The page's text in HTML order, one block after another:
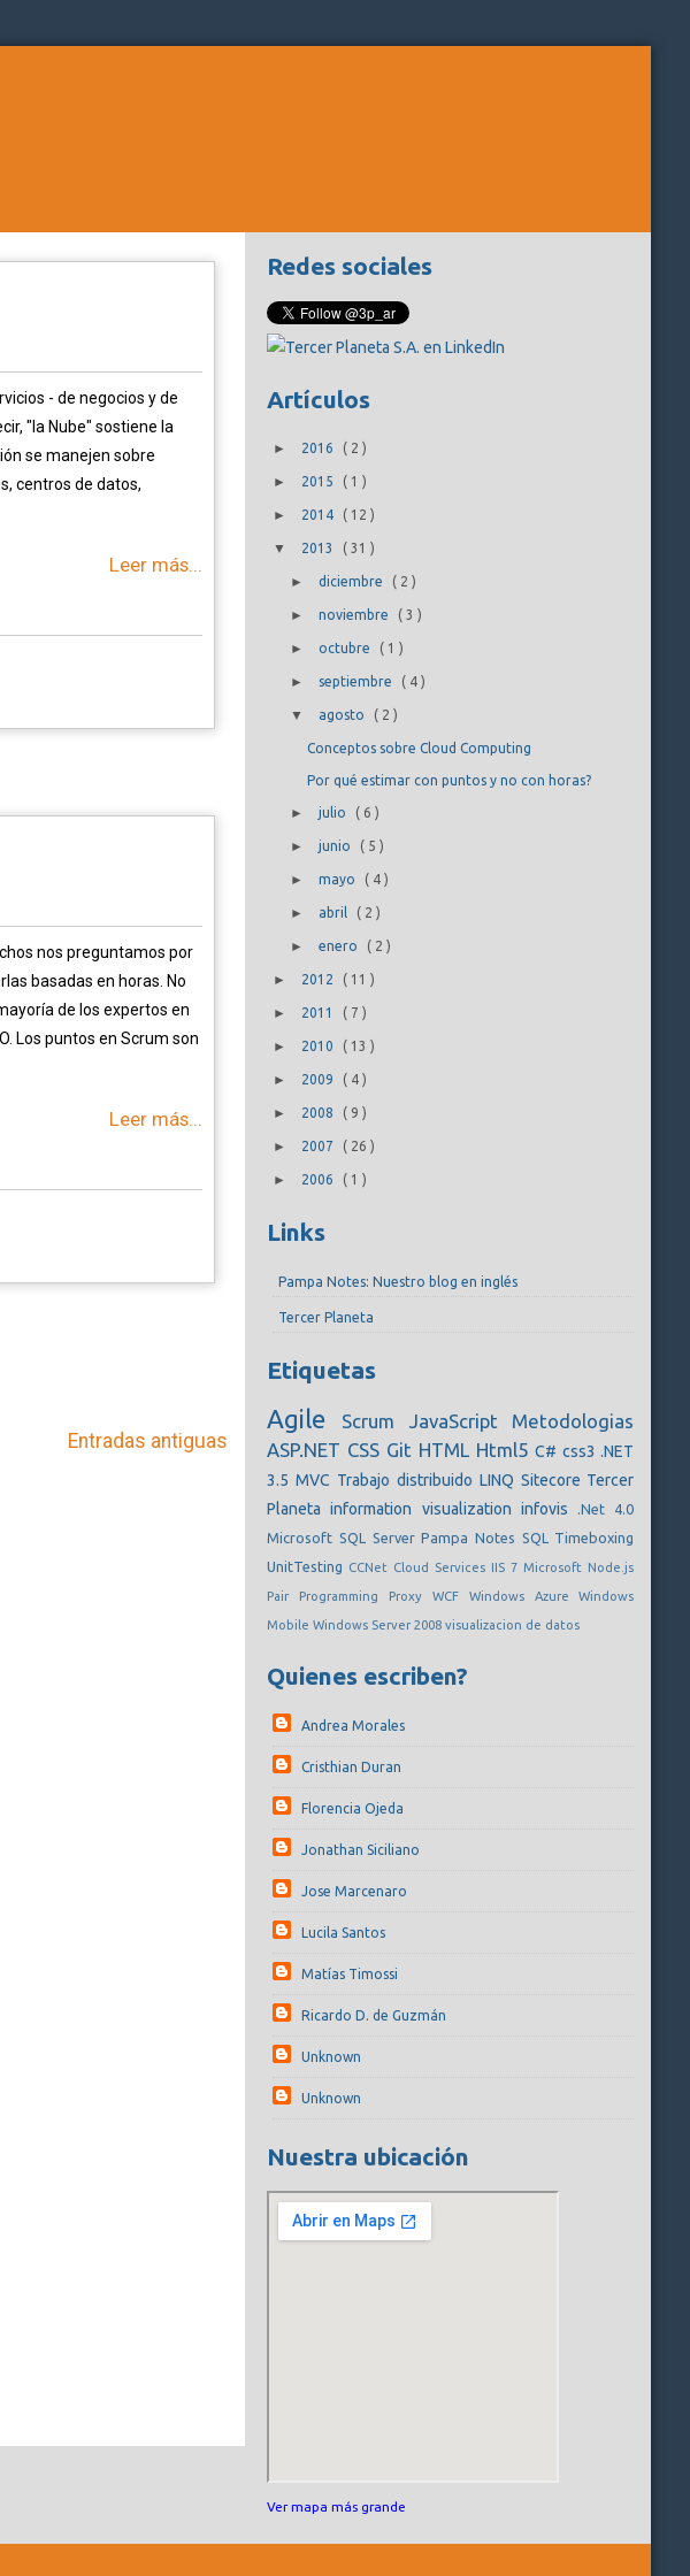
- de negocios y de
"la Nube" sostiene la
se manejen sobre
centros de datos,
Leer más...
nos preguntamos por
basadas en horas. No
de los expertos en
Los puntos en Scrum son
Leer más...
Entradas antiguas
Redes sociales
Artículos
► 2016 ( 2)
► 2015 ( 1)
► 2014 ( 12)
▼ 2013 (31)
► diciembre ( 2 )
► noviembre ( 3 )
► octubre ( 1 )
► septiembre ( 4 )
▼ agosto ( 2 )
Conceptos sobre Cloud Computing
Por qué estimar con puntos y no con horas?
► julio ( 6 )
► junio ( 5 )
► mayo ( 4 )
► abril ( 2 )
► enero ( 2 )
► 2012 ( 11)
► 2011 ( 7)
► 2010 ( 13)
► 2009 ( 4)
► 2008 ( 9)
► 2007 ( 26)
► 2006 ( 1)
Links
Pampa Notes: Nuestro blog en inglés
Tercer Planeta
Etiquetas
Agile Scrum JavaScript Metodologias
ASP.NET CSS Git HTML Html5 C# css3.NET
3.5MVC Trabajo distribuido LINQ Sitecore Tercer
Planetainformation visualization infovis
.Net 4.0
Microsoft SQL ServerPampa Notes SQL Timeboxing
UnitTesting CCNet Cloud Services IIS 7 Microsoft Node.js
Pair Programming Proxy WCF Windows AzureWindows
MobileWindows Server 2008visualizacion de datos
Quienes escriben?
Andrea Morales
Cristhian Duran
Florencia Ojeda
Jonathan Siciliano
Jose Marcenaro
Lucila Santos
Matías Timossi
Ricardo D. de Guzmán
Unknown
Unknown
Nuestra ubicación
Ver mapa más grande